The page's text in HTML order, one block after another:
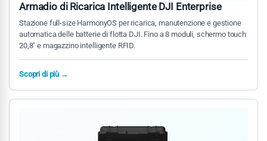
Armadio di Ricarica Intelligente DJI Enterprise
Stazione full-size HarmonyOS per ricarica, manutenzione e gestione
automatica delle batterie di flotta DJI. Fino a 8 moduli, schermo touch
20,8″ e magazzino intelligente RFID.
Scopri di più →